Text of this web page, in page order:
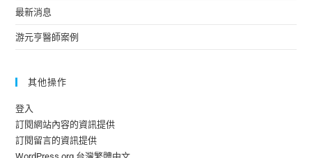
最新消息
游元亨醫師案例
其他操作
登入
訂閱網站內容的資訊提供
訂閱留言的資訊提供